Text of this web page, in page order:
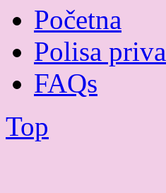
Početna
Polisa
FAQs
Top